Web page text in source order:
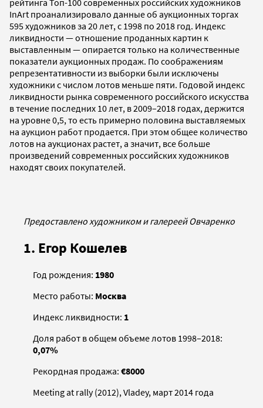
InArt проанализировало данные об аукционных торгах
595 художников за 20 лет, с 1998 по 2018 год. Индекс
ликвидности — отношение проданных картин к
выставленным — опирается только на количественные
показатели аукционных продаж. По соображениям
репрезентативности из выборки были исключены
художники с числом лотов меньше пяти. Годовой индекс
ликвидности рынка современного российского искусства
в течение последних 10 лет, в 2009–2018 годах, держится
на уровне 0,5, то есть примерно половина выставляемых
на аукцион работ продается. При этом общее количество
лотов на аукционах растет, а значит, все больше
произведений современных российских художников
находят своих покупателей.
Предоставлено художником и галереей Овчаренко
1. Егор Кошелев
Год рождения: 1980
Место работы: Москва
Индекс ликвидности: 1
Доля работ в общем объеме лотов 1998–2018:
0,07%
Рекордная продажа: €8000
Meeting at rally (2012), Vladey, март 2014 года